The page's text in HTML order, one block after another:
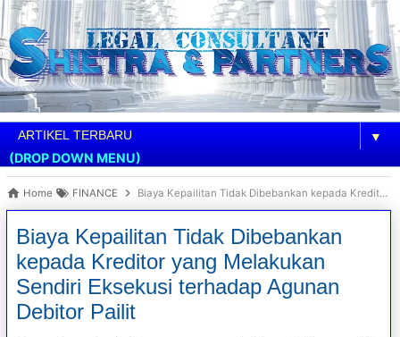
▼
(DROP DOWN MENU)
Home FINANCE Biaya Kepailitan Tidak Dibebankan kepada Kreditor yang Melakukan Sendiri Eksekusi terhadap Agunan Debitor Pailit
Biaya Kepailitan Tidak Dibebankan
kepada Kreditor yang Melakukan
Sendiri Eksekusi terhadap Agunan
Debitor Pailit